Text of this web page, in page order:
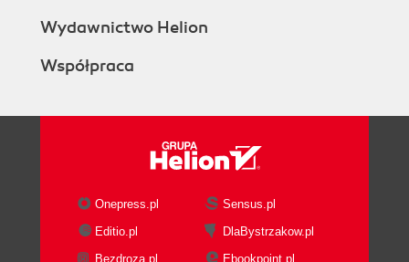
Wydawnictwo Helion
Współpraca
Onepress.pl
Sensus.pl
Editio.pl
DlaBystrzakow.pl
Bezdroza.pl
Ebookpoint.pl